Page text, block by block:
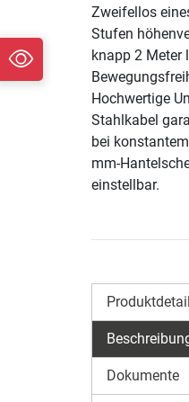
Zweifellos
Stufen
knapp 2 Meter
Hochwertige
Stahlkabel
bei
mm-
einstellbar.
Dokumente